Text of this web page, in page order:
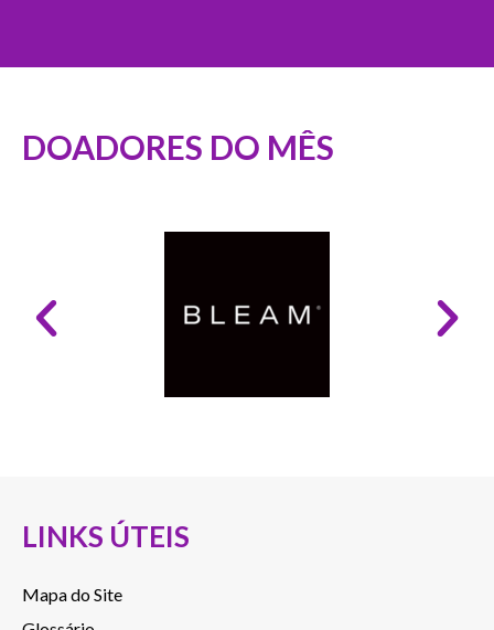
DOADORES DO MÊS
LINKS ÚTEIS
Mapa do Site